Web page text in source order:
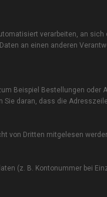
verarbeiten, an
an einen anderen
Beispiel Bestellungen oder
daran, dass die
von Dritten mitgelesen
(z. B. Kontonummer bei